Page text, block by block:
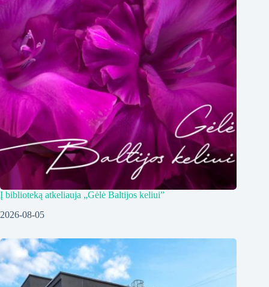
Į biblioteką atkeliauja „Gėlė Baltijos keliui”
2026-08-05